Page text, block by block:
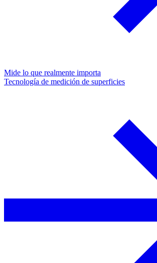
Mide lo que realmente importa
Tecnología de medición de superficies